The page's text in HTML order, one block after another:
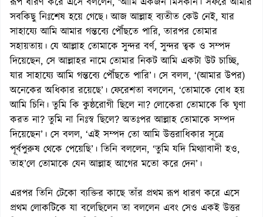
সবকিছু নিঃশেষ হয়ে গেছে। আজ আল্লাহ ব্যতীত কেউ নেই, যার
সাহায্যে আমি আমার গন্তব্যে পৌঁছতে পারি, তারপর তোমার
সহায়তায়। যে আল্লাহ তোমাকে সুন্দর বর্ণ, সুন্দর ত্বক ও সম্পদ
দিয়েছেন, সে আল্লাহর নামে তোমার নিকট আমি একটা উট চাচ্ছি,
যার সাহায্যে আমি গন্তব্যে পৌঁছতে পারি’। সে বলল, ‘(আমার উপর)
অনেকের অধিকার রয়েছে’। ফেরেশতা বললেন, ‘তোমাকে বোধ হয়
আমি চিনি। তুমি কি কুষ্ঠরোগী ছিলে না? লোকেরা তোমাকে কি ঘৃণা
করত না? তুমি না নিঃস্ব ছিলে? অতঃপর আল্লাহ তোমাকে সম্পদ
দিয়েছেন’। সে বলল, ‘এই সম্পদ তো আমি উত্তরাধিকার সূত্রে
পূর্বপুরুষ থেকে পেয়েছি’। তিনি বললেন, ‘তুমি যদি মিথ্যাবাদী হও,
তাহ’লে তোমাকে যেন আল্লাহ আগের মতো করে দেন’।
এরপর তিনি টেকো ব্যক্তির কাছে তাঁর প্রথম রূপ ধারণ করে এসে
প্রথম লোকটিকে যা বলেছিলেন তা বললেন এবং সেও একই উত্তর